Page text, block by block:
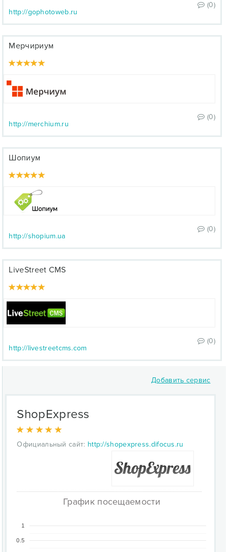
(0)
http://gophotoweb.ru
Мерчириум
(0)
http://merchium.ru
Шопиум
(0)
http://shopium.ua
LiveStreet CMS
(0)
http://livestreetcms.com
Добавить сервис
ShopExpress
Официальный сайт: http://shopexpress.difocus.ru
График посещаемости
0.5
1